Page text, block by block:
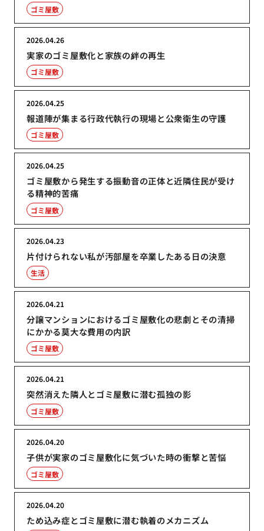
ゴミ屋敷
実家のゴミ屋敷化と家族の絆の再生
2026.04.26
ゴミ屋敷
報道陣が集まる行政代執行の現場と公衆衛生の守護
2026.04.25
ゴミ屋敷
ゴミ屋敷から発生する振動音の正体と近隣住民が受け
る精神的苦痛
2026.04.25
ゴミ屋敷
片付けられない私が汚部屋を卒業したある日の決意
2026.04.23
生活
分譲マンションにおけるゴミ屋敷化の悲劇とその清掃
にかかる莫大な費用の内訳
2026.04.21
ゴミ屋敷
突然消えた隣人とゴミ屋敷に潜む孤独の影
2026.04.21
ゴミ屋敷
子供が実家のゴミ屋敷化に気づいた時の衝撃と苦悩
2026.04.20
ゴミ屋敷
ため込み症とゴミ屋敷に潜む執着のメカニズム
2026.04.20